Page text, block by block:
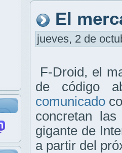
El
jueves, 2 de
F-Droid, el
de código
comunicado
concretan
gigante de
a partir del